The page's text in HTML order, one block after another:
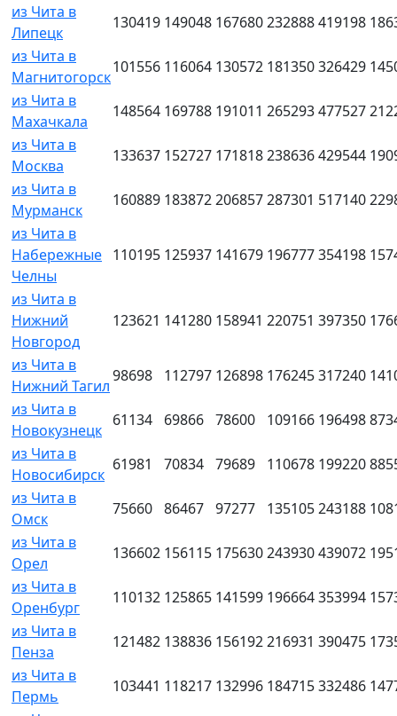
из Чита в
Липецк
130419 149048 167680232888419198
из Чита в
Магнитогорск
101556 116064 130572 181350326429
из Чита в
Махачкала
148564 169788 191011 265293477527
из Чита в
Москва
133637 152727 171818238636429544
из Чита в
Мурманск
160889 183872206857287301 517140
из Чита в
Набережные
Челны
110195 125937 141679 196777354198
из Чита в
Нижний
Новгород
123621 141280 158941 220751 397350
из Чита в
Нижний Тагил
98698 112797 126898 176245317240
из Чита в
Новокузнецк
61134 69866 78600 109166 196498
из Чита в
Новосибирск
61981 70834 79689 110678 199220
из Чита в
Омск
75660 86467 97277 135105243188
из Чита в
Орел
136602 156115 175630243930439072
из Чита в
Оренбург
110132 125865 141599 196664353994
из Чита в
Пенза
121482 138836 156192216931 390475
из Чита в
Пермь
103441 118217 132996 184715332486